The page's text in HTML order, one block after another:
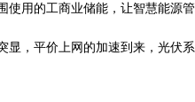
用的工商业储能，让智慧能源管
平价上网的加速到来，光伏系